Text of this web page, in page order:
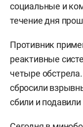
социальные и
течение дня
Противник
реактивные
четыре
сбросили
сбили и